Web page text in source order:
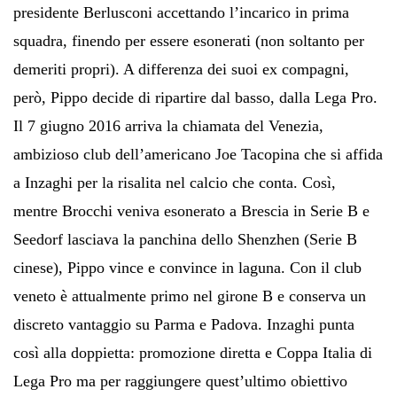
presidente Berlusconi accettando l’incarico in prima
squadra, finendo per essere esonerati (non soltanto per
demeriti propri). A differenza dei suoi ex compagni,
però, Pippo decide di ripartire dal basso, dalla Lega Pro.
Il 7 giugno 2016 arriva la chiamata del Venezia,
ambizioso club dell’americano Joe Tacopina che si affida
a Inzaghi per la risalita nel calcio che conta. Così,
mentre Brocchi veniva esonerato a Brescia in Serie B e
Seedorf lasciava la panchina dello Shenzhen (Serie B
cinese), Pippo vince e convince in laguna. Con il club
veneto è attualmente primo nel girone B e conserva un
discreto vantaggio su Parma e Padova. Inzaghi punta
così alla doppietta: promozione diretta e Coppa Italia di
Lega Pro ma per raggiungere quest’ultimo obiettivo